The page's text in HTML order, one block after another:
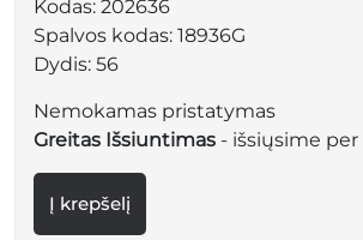
Kodas: 202636
Spalvos kodas: 18936G
Dydis: 56
Nemokamas pristatymas
Greitas Išsiuntimas - išsiųsime per
Į krepšelį